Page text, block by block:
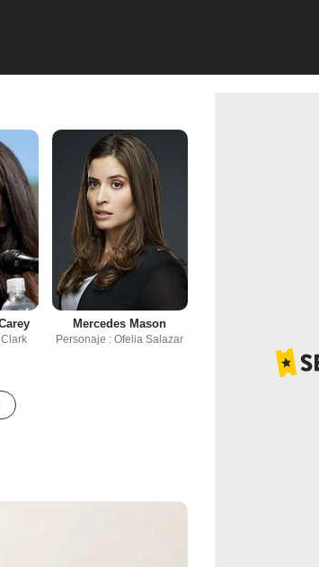
Mercedes Mason
Personaje : Ofelia Salazar